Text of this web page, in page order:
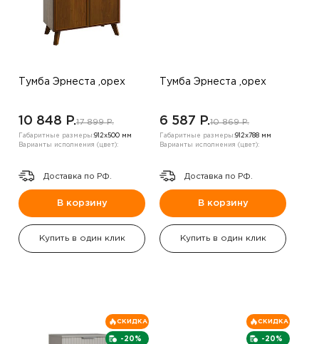
Тумба Эрнеста ,орех
10 848 P.17 899 P.
Габаритные размеры:912х500 мм
Варианты исполнения (цвет):
Доставка по РФ.
В корзину
Купить в один клик
Тумба Эрнеста ,орех
6 587 P.10 869 P.
Габаритные размеры:912х788 мм
Варианты исполнения (цвет):
Доставка по РФ.
В корзину
Купить в один клик
-20%
СКИДКА
-20%
СКИДКА